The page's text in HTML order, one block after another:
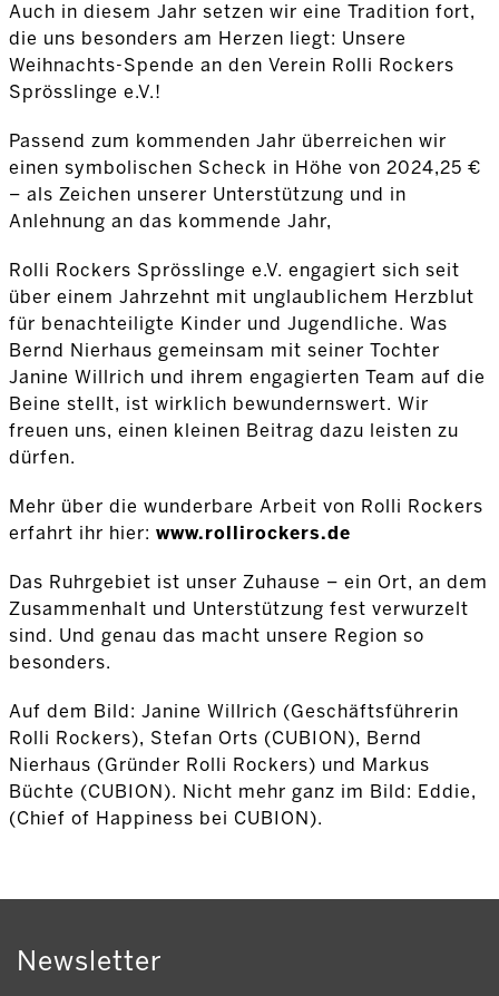
Auch in diesem Jahr setzen wir eine Tradition fort,
die uns besonders am Herzen liegt: Unsere
Weihnachts-Spende an den Verein Rolli Rockers
Sprösslinge e.V.!
Passend zum kommenden Jahr überreichen wir
einen symbolischen Scheck in Höhe von 2024,25 €
– als Zeichen unserer Unterstützung und in
Anlehnung an das kommende Jahr,
Rolli Rockers Sprösslinge e.V. engagiert sich seit
über einem Jahrzehnt mit unglaublichem Herzblut
für benachteiligte Kinder und Jugendliche. Was
Bernd Nierhaus gemeinsam mit seiner Tochter
Janine Willrich und ihrem engagierten Team auf die
Beine stellt, ist wirklich bewundernswert. Wir
freuen uns, einen kleinen Beitrag dazu leisten zu
dürfen.
Mehr über die wunderbare Arbeit von Rolli Rockers
erfahrt ihr hier: www.rollirockers.de
Das Ruhrgebiet ist unser Zuhause – ein Ort, an dem
Zusammenhalt und Unterstützung fest verwurzelt
sind. Und genau das macht unsere Region so
besonders.
Auf dem Bild: Janine Willrich (Geschäftsführerin
Rolli Rockers), Stefan Orts (CUBION), Bernd
Nierhaus (Gründer Rolli Rockers) und Markus
Büchte (CUBION). Nicht mehr ganz im Bild: Eddie,
(Chief of Happiness bei CUBION).
Newsletter